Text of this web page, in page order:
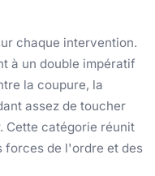
chaque intervention.
à un double impératif
la coupure, la
assez de toucher
Cette catégorie réunit
forces de l'ordre et des